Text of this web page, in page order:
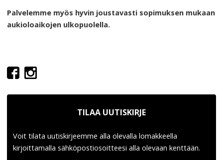
Palvelemme myös hyvin joustavasti sopimuksen mukaan
aukioloaikojen ulkopuolella.
TILAA UUTISKIRJE
Voit tilata uutiskirjeemme alla olevalla lomakkeella
kirjoittamalla sähköpostiosoitteesi alla olevaan kenttään.